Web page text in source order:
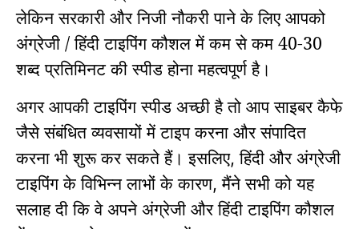
लेकिन सरकारी और निजी नौकरी पाने के लिए आपको
अंग्रेजी / हिंदी टाइपिंग कौशल में कम से कम 40-30
शब्द प्रतिमिनट की स्पीड होना महत्वपूर्ण है।
अगर आपकी टाइपिंग स्पीड अच्छी है तो आप साइबर कैफे
जैसे संबंधित व्यवसायों में टाइप करना और संपादित
करना भी शुरू कर सकते हैं। इसलिए,हिंदी और अंग्रेजी
टाइपिंग के विभिन्न लाभों के कारण,मैंने सभी को यह
सलाह दी कि वे अपने अंग्रेजी और हिंदी टाइपिंग कौशल